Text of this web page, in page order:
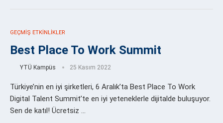
GEÇMIŞ ETKINLIKLER
Best Place To Work Summit
YTÜ Kampüs 25 Kasım 2022
Türkiye’nin en iyi şirketleri, 6 Aralık’ta Best Place To Work
Digital Talent Summit’te en iyi yeteneklerle dijitalde buluşuyor.
Sen de katıl! Ücretsiz …